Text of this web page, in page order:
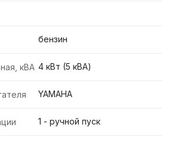
бензин
кВА 4 кВт (5 кВА)
YAMAHA
1 - ручной пуск